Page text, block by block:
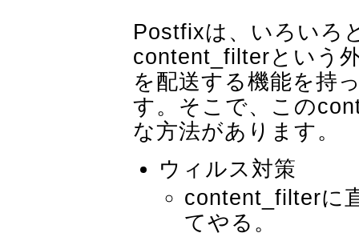
Postfixは、いろいろ
content_filterという
を配送する機能を持
す。そこで、この
な方法があります。
ウィルス対策
content_filterに
てやる。